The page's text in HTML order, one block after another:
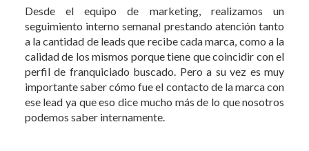
Desde el equipo de marketing, realizamos un
seguimiento interno semanal prestando atención tanto
a la cantidad de leads que recibe cada marca, como a la
calidad de los mismos porque tiene que coincidir con el
perfil de franquiciado buscado. Pero a su vez es muy
importante saber cómo fue el contacto de la marca con
ese lead ya que eso dice mucho más de lo que nosotros
podemos saber internamente.